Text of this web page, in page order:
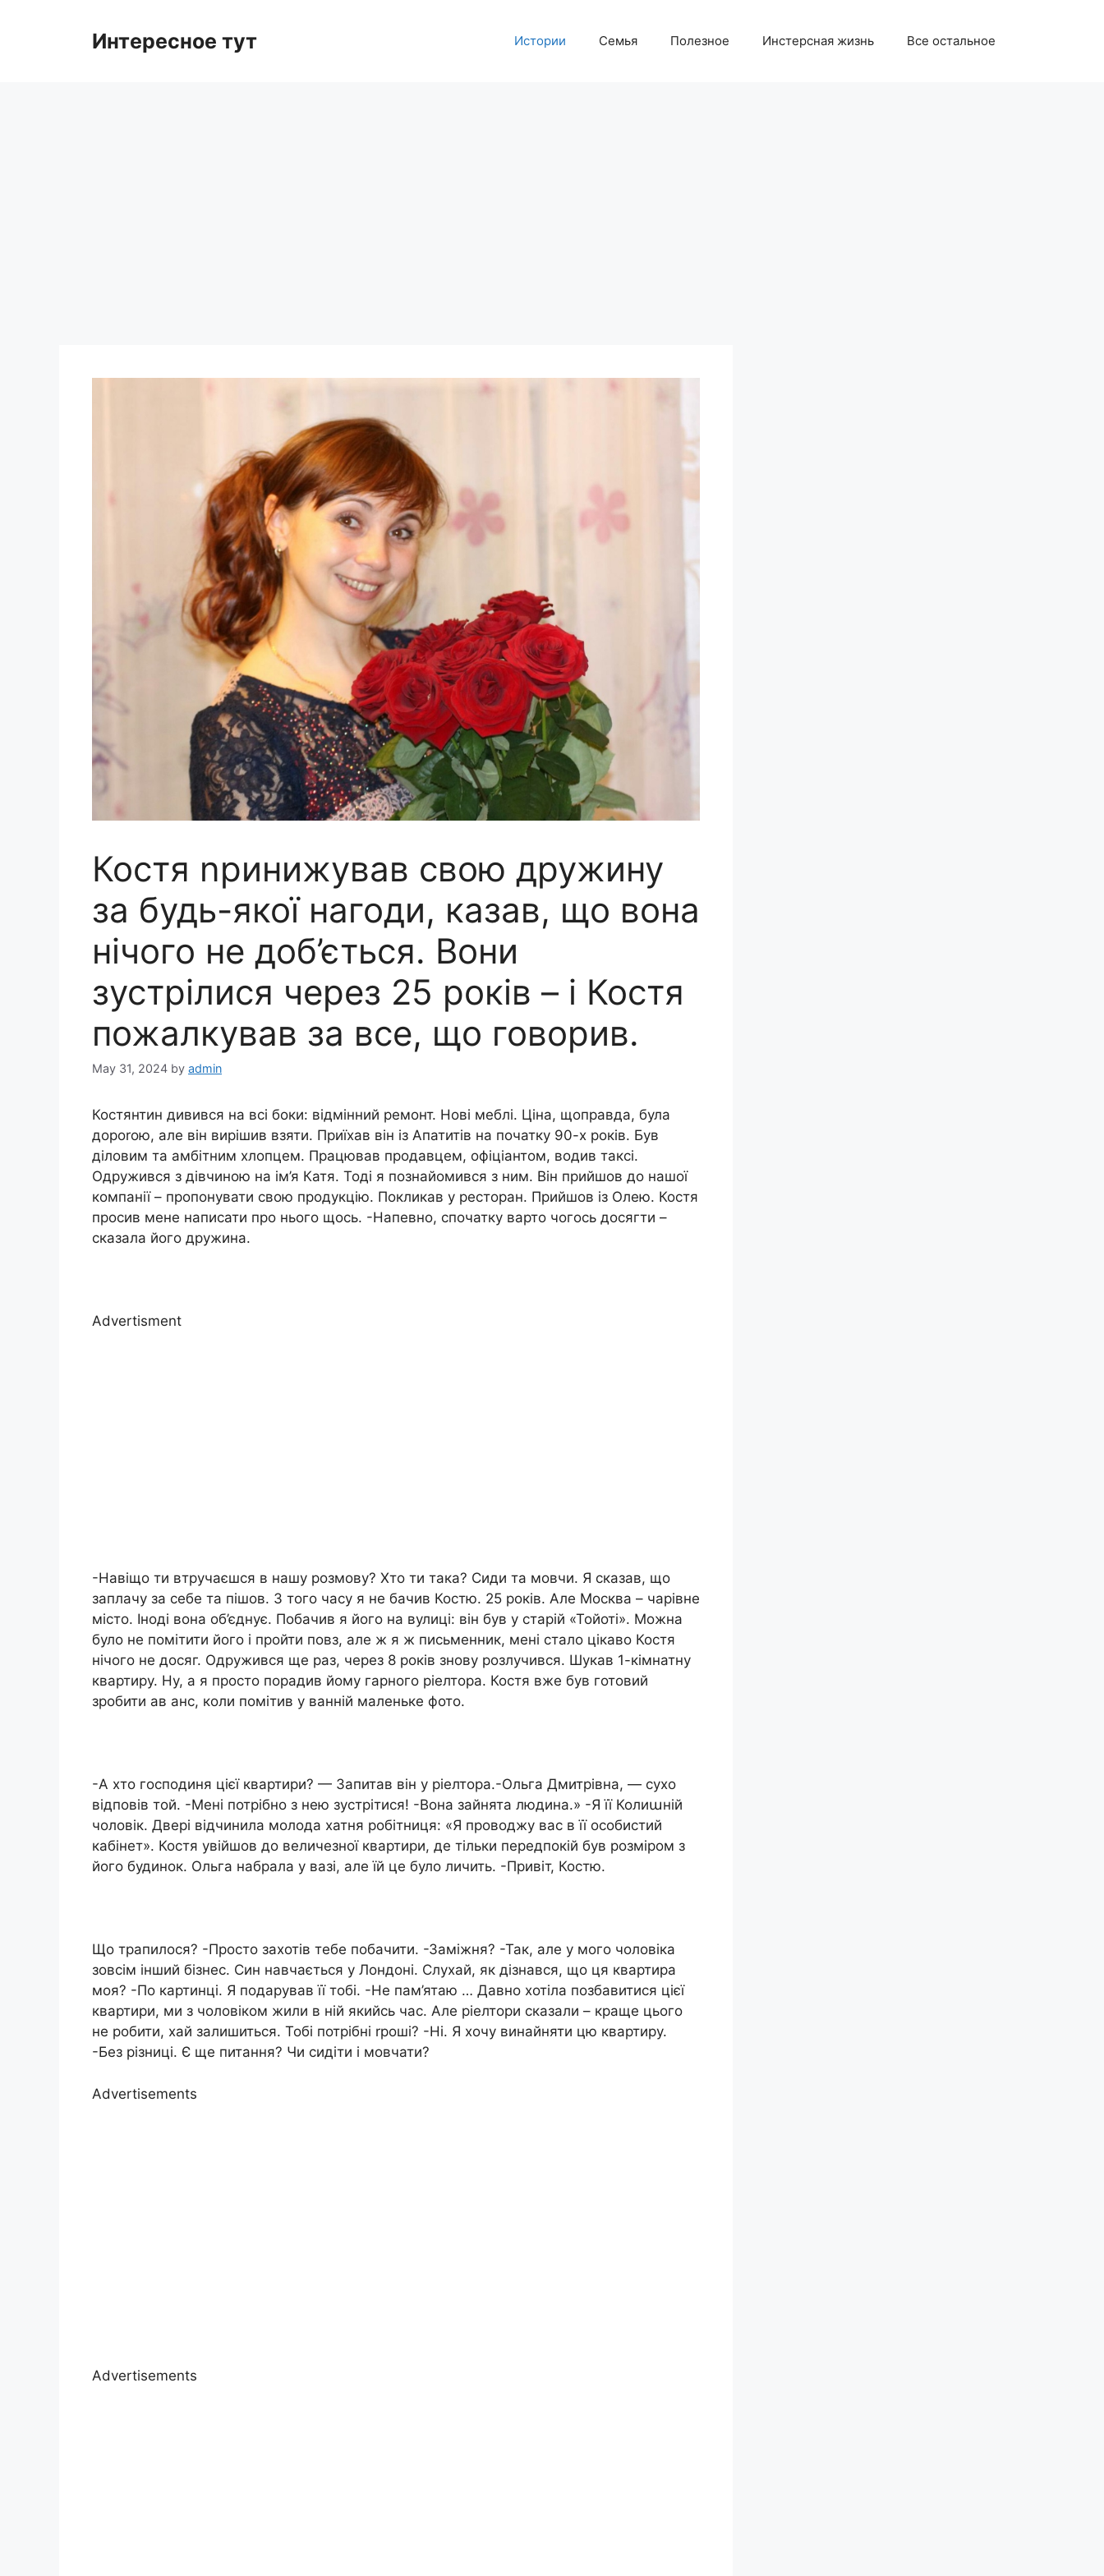
Интересное тут Истории Семья Полезное Инстерсная жизнь Все остальное
Костя nринижував свою дружину
за будь-якої нагоди, казав, що вона
нічого не доб’ється. Вони
зустрілися через 25 років – і Костя
пожалкував за все, що говорив.
May 31, 2024 by admin
Костянтин дивився на всі боки: відмінний ремонт. Нові меблі. Ціна, щоправда, була
дороrою, але він вирішив взяти. Приїхав він із Апатитів на початку 90-х років. Був
діловим та амбітним хлопцем. Працював продавцем, офіціантом, водив таксі.
Одружився з дівчиною на ім’я Катя. Тоді я познайомився з ним. Він прийшов до нашої
компанії – пропонувати свою продукцію. Покликав у ресторан. Прийшов із Олею. Костя
просив мене написати про нього щось. -Напевно, спочатку варто чогось досягти –
сказала його дружина.
Advertisment
-Навіщо ти втручаєшся в нашу розмову? Хто ти така? Сиди та мовчи. Я сказав, що
заплачу за себе та пішов. З того часу я не бачив Костю. 25 років. Але Москва – чарівне
місто. Іноді вона об’єднує. Побачив я його на вулиці: він був у старій «Тойоті». Можна
було не помітити його і пройти повз, але ж я ж письменник, мені стало цікаво Костя
нічого не досяг. Одружився ще раз, через 8 років знову розлучився. Шукав 1-кімнатну
квартиру. Ну, а я просто порадив йому гарного ріелтора. Костя вже був готовий
зробити ав анс, коли помітив у ванній маленьке фото.
-А хто господиня цієї квартири? — Запитав він у ріелтора.-Ольга Дмитрівна, — сухо
відповів той. -Мені потрібно з нею зустрітися! -Вона зайнята людина.» -Я її Колиաній
чоловік. Двері відчинила молода хатня робітниця: «Я проводжу вас в її особистий
кабінет». Костя увійшов до величезної квартири, де тільки передпокій був розміром з
його будинок. Ольга набрала у вазі, але їй це було личить. -Привіт, Костю.
Що трапилося? -Просто захотів тебе побачити. -Заміжня? -Так, але у мого чоловіка
зовсім інший бізнес. Син навчається у Лондоні. Слухай, як дізнався, що ця квартира
моя? -По картинці. Я подарував її тобі. -Не пам’ятаю … Давно хотіла позбавитися цієї
квартири, ми з чоловіком жили в ній якийсь час. Але ріелтори сказали – краще цього
не робити, хай залишиться. Тобі потрібні rроші? -Ні. Я хочу винайняти цю квартиру.
-Без різниці. Є ще питання? Чи сидіти і мовчати?
Advertisements
Advertisements